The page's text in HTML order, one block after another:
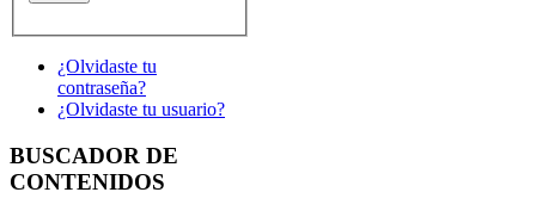
¿Olvidaste tu
contraseña?
¿Olvidaste tu usuario?
BUSCADOR DE
CONTENIDOS